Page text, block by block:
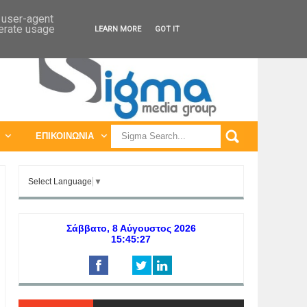
ΠΑΓΚΟΣΜΙΕΣ ΕΚΘΕΣΕΙΣ
ΕΠΙΚΟΙΝΩΝΙΑ
Select Language ▼
agent
usage LEARN MORE GOT IT